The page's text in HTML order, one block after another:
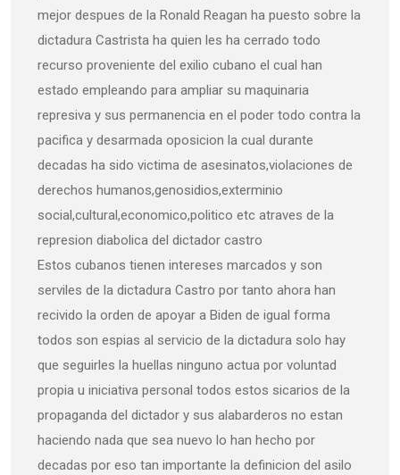
mejor despues de la Ronald Reagan ha puesto sobre la
dictadura Castrista ha quien les ha cerrado todo
recurso proveniente del exilio cubano el cual han
estado empleando para ampliar su maquinaria
represiva y sus permanencia en el poder todo contra la
pacifica y desarmada oposicion la cual durante
decadas ha sido victima de asesinatos,violaciones de
derechos humanos,genosidios,exterminio
social,cultural,economico,politico etc atraves de la
represion diabolica del dictador castro
Estos cubanos tienen intereses marcados y son
serviles de la dictadura Castro por tanto ahora han
recivido la orden de apoyar a Biden de igual forma
todos son espias al servicio de la dictadura solo hay
que seguirles la huellas ninguno actua por voluntad
propia u iniciativa personal todos estos sicarios de la
propaganda del dictador y sus alabarderos no estan
haciendo nada que sea nuevo lo han hecho por
decadas por eso tan importante la definicion del asilo